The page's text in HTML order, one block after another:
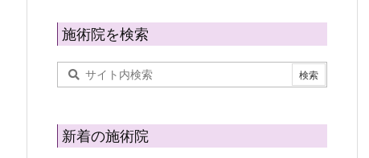
施術院を検索
新着の施術院